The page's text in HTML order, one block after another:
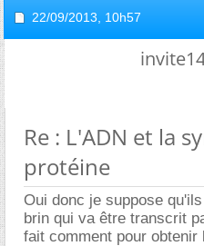
22/09/2013, 10h57
Re : L'ADN et la
protéine
Oui donc je suppose
brin qui va être transcrit
fait comment pour obtenir